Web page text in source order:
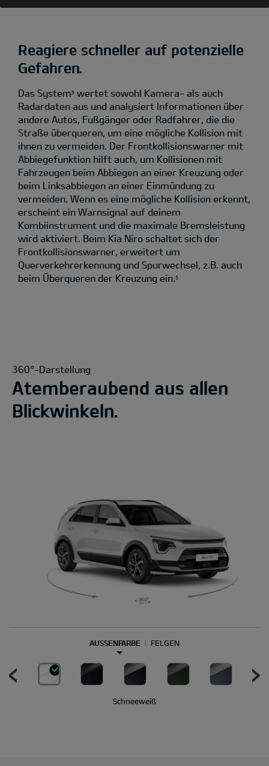
Reagiere schneller auf potenzielle
Gefahren.
Das System5 wertet sowohl Kamera- als auch
Radardaten aus und analysiert Informationen über
andere Autos, Fußgänger oder Radfahrer, die die
Straße überqueren, um eine mögliche Kollision mit
ihnen zu vermeiden. Der Frontkollisionswarner mit
Abbiegefunktion hilft auch, um Kollisionen mit
Fahrzeugen beim Abbiegen an einer Kreuzung oder
beim Linksabbiegen an einer Einmündung zu
vermeiden. Wenn es eine mögliche Kollision erkennt,
erscheint ein Warnsignal auf deinem
Kombiinstrument und die maximale Bremsleistung
wird aktiviert. Beim Kia Niro schaltet sich der
Frontkollisionswarner, erweitert um
Querverkehrerkennung und Spurwechsel, z.B. auch
beim Überqueren der Kreuzung ein.5
360°-Darstellung
Atemberaubend aus allen
Blickwinkeln.
AUSSENFARBE FELGEN
Schneeweiß